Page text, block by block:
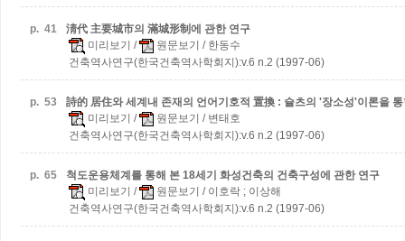
p. 41
淸代 主要城市의 滿城形制에 관한 연구
미리보기 / 원문보기 / 한동수
건축역사연구(한국건축역사학회지):v.6 n.2 (1997-06)
p. 53
詩的 居住와 세계내 존재의 언어기호적 置換 : 슐츠의 '장소성'이론을
미리보기 / 원문보기 / 변태호
건축역사연구(한국건축역사학회지):v.6 n.2 (1997-06)
p. 65
척도운용체계를 통해 본 18세기 화성건축의 건축구성에 관한 연구
미리보기 / 원문보기 / 이호락 ; 이상해
건축역사연구(한국건축역사학회지):v.6 n.2 (1997-06)